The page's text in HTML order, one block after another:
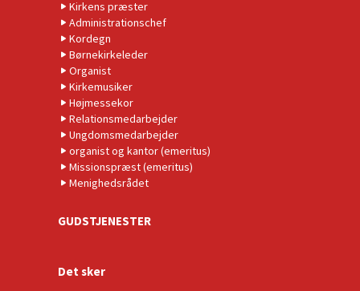
Kirkens præster
Administrationschef
Kordegn
Børnekirkeleder
Organist
Kirkemusiker
Højmessekor
Relationsmedarbejder
Ungdomsmedarbejder
organist og kantor (emeritus)
Missionspræst (emeritus)
Menighedsrådet
GUDSTJENESTER
Det sker